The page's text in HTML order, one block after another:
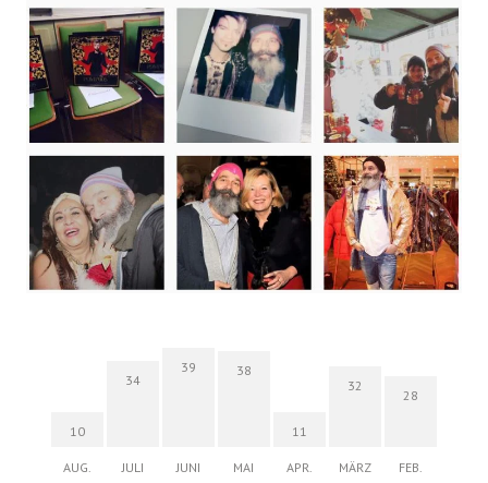
10
AUG.
34
JULI
39
JUNI
38
MAI
11
APR.
32
MÄRZ
28
FEB.